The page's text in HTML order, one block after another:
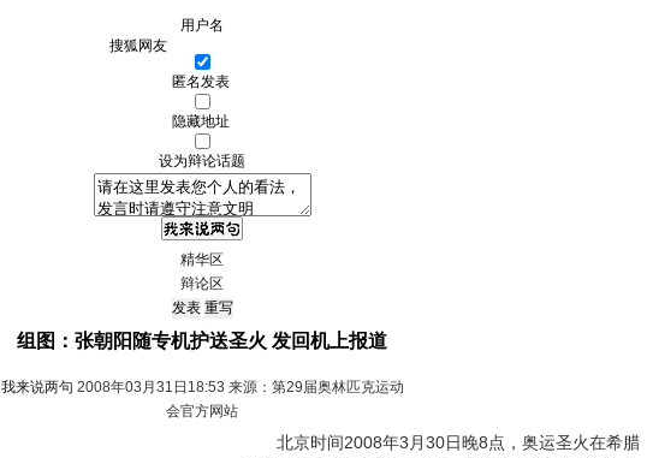
用户名
匿名发表
隐藏地址
设为辩论话题
精华区
辩论区
组图：张朝阳随专机护送圣火 发回机上报道
我来说两句 2008年03月31日18:53 来源：第29届奥林匹克运动
会官方网站
北京时间2008年3月30日晚8点，奥运圣火在希腊